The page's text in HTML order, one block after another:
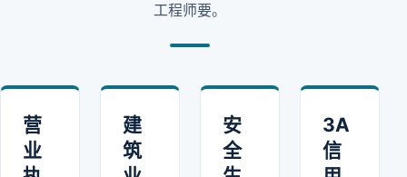
工程师要。
营
业
建
筑
安
全
3A
信